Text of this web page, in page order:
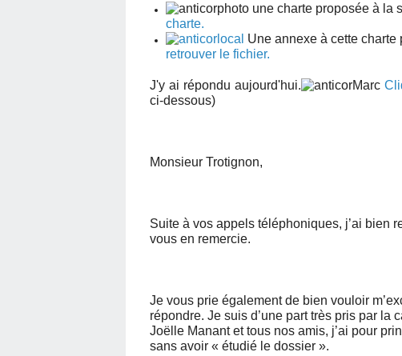
une charte proposée à la
charte.
Une annexe à cette charte
retrouver le fichier.
J'y ai répondu aujourd'hui.
ci-dessous)
Monsieur Trotignon,
Suite à vos appels téléphoniques, j’ai bien
vous en remercie.
Je vous prie également de bien vouloir
répondre. Je suis d’une part très pris par la
Joëlle Manant et tous nos amis, j’ai pour
sans avoir « étudié le dossier ».